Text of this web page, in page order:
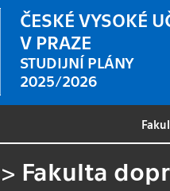
ČESKÉ VYSOKÉ
V PRAZE
STUDIJNÍ PLÁNY
2025/2026
> Fakulta